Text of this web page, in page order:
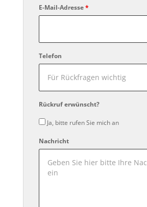
E-Mail-Adresse*
Telefon
Rückruf erwünscht?
Ja, bitte rufen Sie mich an
Nachricht